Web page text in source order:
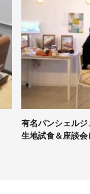
有名パンシェル
生地試食＆座談会